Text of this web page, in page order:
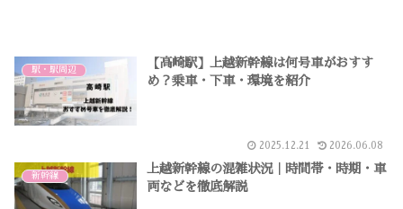
駅・駅周辺
【高崎駅】上越新幹線は何号車がおすす
め？乗車・下車・環境を紹介
2025.12.21 2026.06.08
新幹線
上越新幹線の混雑状況｜時間帯・時期・車
両などを徹底解説